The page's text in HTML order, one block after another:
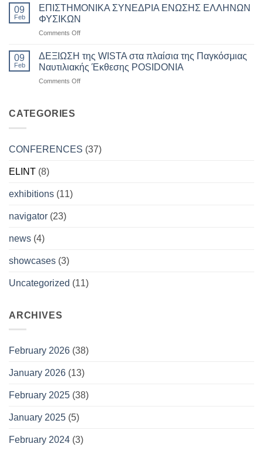
ΣΥΝΕΔΡΙΟ
RADECS
09
Feb
ΕΠΙΣΤΗΜΟΝΙΚΑ ΣΥΝΕΔΡΙΑ ΕΝΩΣΗΣ ΕΛΛΗΝΩΝ
ΦΥΣΙΚΩΝ
Comments Offon
ΣΥΝΕΔΡΙΑ
ΕΝΩΣΗΣ
ΕΛΛΗΝΩΝ
ΦΥΣΙΚΩΝ
09
Feb
ΔΕΞΙΩΣΗ της WISTA στα πλαίσια της Παγκόσμιας
Ναυτιλιακής Έκθεσης POSIDONIA
Comments Offon
Παγκόσμιας
CATEGORIES
CONFERENCES (37)
ELINT (8)
exhibitions (11)
navigator (23)
news (4)
showcases (3)
Uncategorized (11)
ARCHIVES
February 2026 (38)
January 2026 (13)
February 2025 (38)
January 2025 (5)
February 2024 (3)